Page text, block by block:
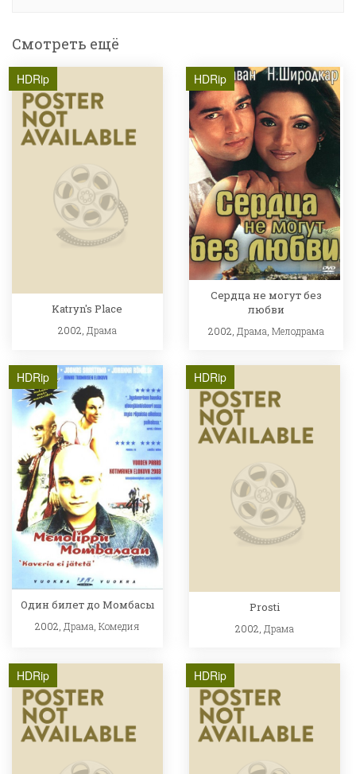
Смотреть ещё
HDRip
Katryn's Place
2002, Драма
HDRip
Сердца не могут без
любви
2002, Драма ,Мелодрама
HDRip
Один билет до Момбасы
2002, Драма, Комедия
HDRip
Prosti
2002,Драма
HDRip HDRip